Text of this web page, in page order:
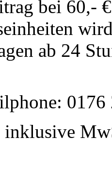
bei 60,-
ab 24
0176
inklusive